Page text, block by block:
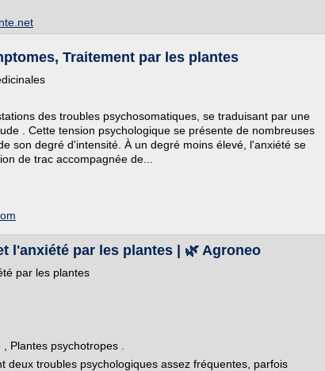
Traitement par les plantes
des troubles psychosomatiques, se traduisant par une
. Cette tension psychologique se présente de nombreuses
son degré d'intensité. À un degré moins élevé, l'anxiété se
de trac accompagnée de...
l'anxiété par les plantes | 🌿 Agroneo
par les plantes
Plantes psychotropes .
deux troubles psychologiques assez fréquentes, parfois